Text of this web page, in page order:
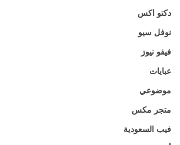
دكتو اكس
نوفل سيو
فيفو نيوز
عبايات
موضوعي
متجر مكس
فيب السعودية